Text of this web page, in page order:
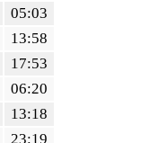
05:03
13:58
17:53
06:20
13:18
23:19